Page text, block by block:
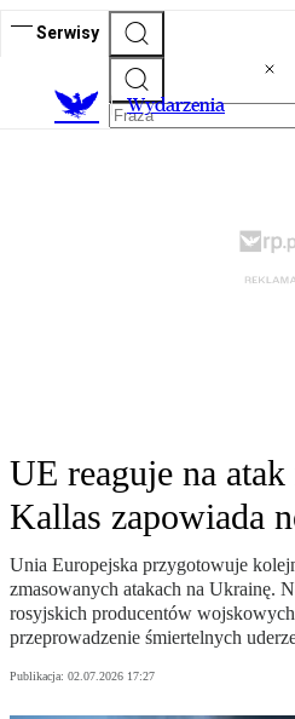
Serwisy
Wydarzenia
UE reaguje na
Kallas zapowiada
Unia Europejska przygotowuje
zmasowanych atakach na Ukrainę.
rosyjskich producentów
przeprowadzenie śmiertelnych
Publikacja: 02.07.2026 17:27